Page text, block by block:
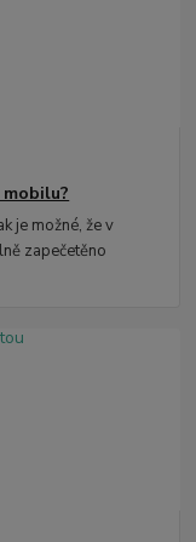
je možné, že v
zapečetěno